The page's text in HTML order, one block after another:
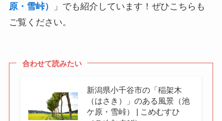
原・雪峠）
」でも紹介しています！ぜひこちらも
ご覧ください。
合わせて読みたい
新潟県小千谷市の「稲架木
（はさき）」のある風景（池
ケ原・雪峠） | こめむすひ